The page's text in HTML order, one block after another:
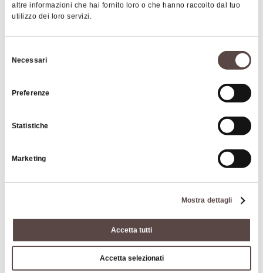
altre informazioni che hai fornito loro o che hanno raccolto dal tuo
utilizzo dei loro servizi.
delNecessari
Preferenze
Statistiche
Marketing
Mostra dettagli
Accetta tutti
Accetta selezionati
cats, dogs, birds